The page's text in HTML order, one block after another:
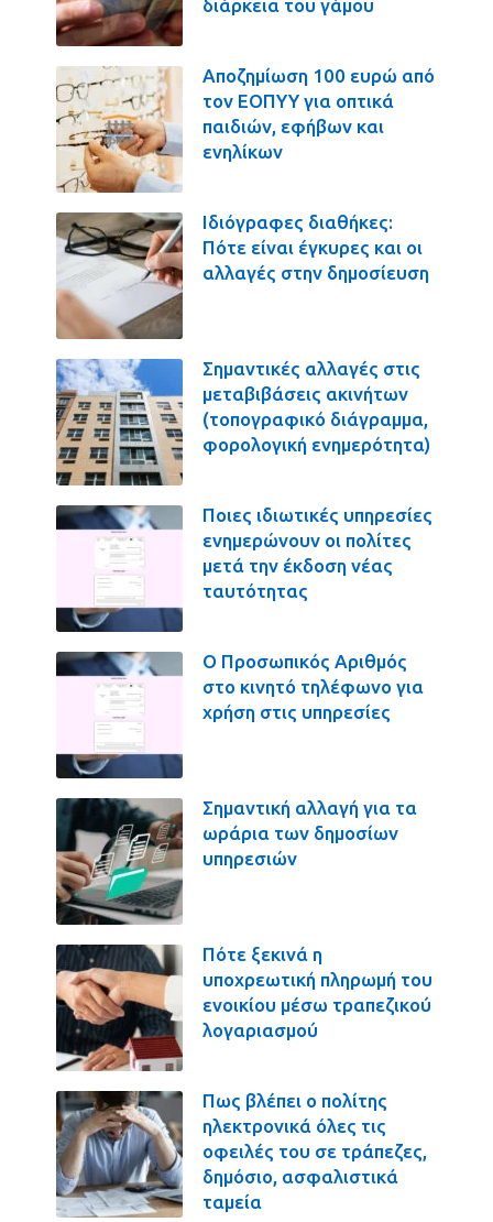
διάρκεια του γάμου
Αποζημίωση 100 ευρώ από
τον ΕΟΠΥΥ για οπτικά
παιδιών, εφήβων και
ενηλίκων
Ιδιόγραφες διαθήκες:
Πότε είναι έγκυρες και οι
αλλαγές στην δημοσίευση
Σημαντικές αλλαγές στις
μεταβιβάσεις ακινήτων
(τοπογραφικό διάγραμμα,
φορολογική ενημερότητα)
Ποιες ιδιωτικές υπηρεσίες
ενημερώνουν οι πολίτες
μετά την έκδοση νέας
ταυτότητας
Ο Προσωπικός Αριθμός
στο κινητό τηλέφωνο για
χρήση στις υπηρεσίες
Σημαντική αλλαγή για τα
ωράρια των δημοσίων
υπηρεσιών
Πότε ξεκινά η
υποχρεωτική πληρωμή του
ενοικίου μέσω τραπεζικού
λογαριασμού
Πως βλέπει ο πολίτης
ηλεκτρονικά όλες τις
οφειλές του σε τράπεζες,
δημόσιο, ασφαλιστικά
ταμεία